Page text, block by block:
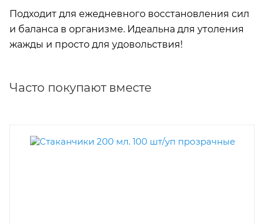
Подходит для ежедневного восстановления сил
и баланса в организме. Идеальна для утоления
жажды и просто для удовольствия!
Часто покупают вместе